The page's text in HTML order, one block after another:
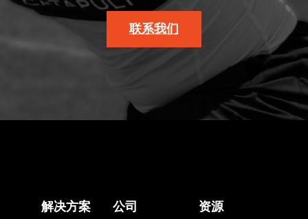
联系我们
解决方案 公司 资源